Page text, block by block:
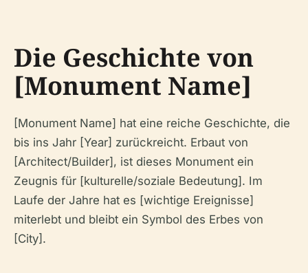
Die Geschichte von
[Monument Name]
[Monument Name] hat eine reiche Geschichte, die
bis ins Jahr [Year] zurückreicht. Erbaut von
[Architect/Builder], ist dieses Monument ein
Zeugnis für [kulturelle/soziale Bedeutung]. Im
Laufe der Jahre hat es [wichtige Ereignisse]
miterlebt und bleibt ein Symbol des Erbes von
[City].